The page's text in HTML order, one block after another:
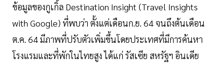
ข้อมูลของกูเกิ้ล Destination Insight (Travel Insights
with Google) ที่พบว่า ตั้งแต่เดือนก.ย. 64 จนถึงต้นเดือน
ต.ค. 64 มีภาพที่ปรับตัวเพิ่มขึ้นโดยประเทศที่มีการค้นหา
โรงแรมและที่พักในไทยสูง ได้แก่ รัสเซีย สหรัฐฯ อินเดีย